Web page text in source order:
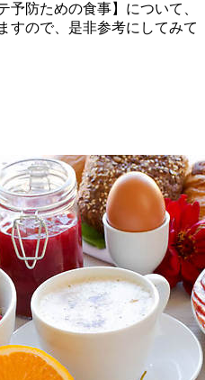
予防ための食事】について、
すので、是非参考にしてみて